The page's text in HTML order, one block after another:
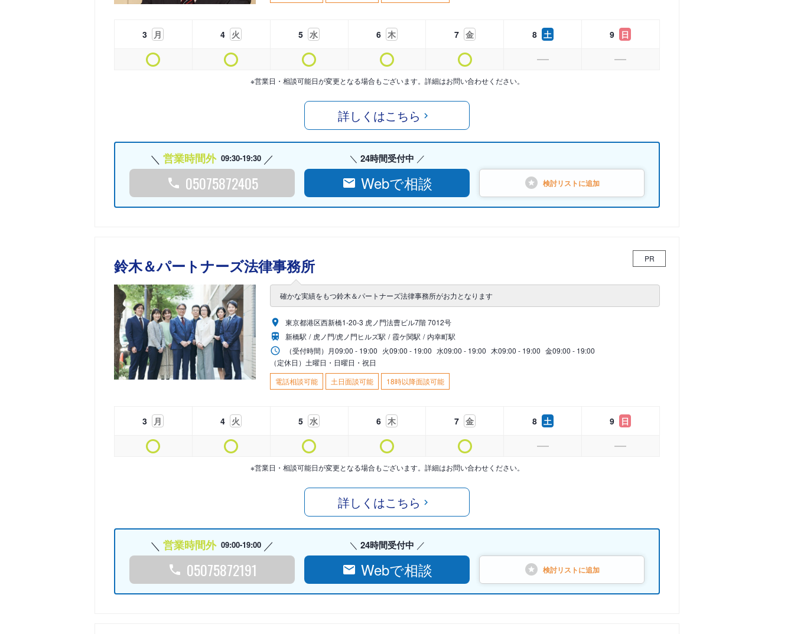
3 月 4 火 5 水 6 木 7 金 8 土 9 日
※営業日・相談可能日が変更となる場合もございます。詳細はお問い合わせください。
詳しくはこちら
営業時間外 09:30-19:30
05075872405
24時間受付中
Webで相談 検討リストに追加
鈴木＆パートナーズ法律事務所 PR
確かな実績をもつ鈴木＆パートナーズ法律事務所がお力となります
東京都港区西新橋1-20-3 虎ノ門法曹ビル7階 7012号
新橋駅
虎ノ門/虎ノ門ヒルズ駅 霞ケ関駅
内幸町駅
（受付時間） 月09:00 - 19:00 火09:00 - 19:00 水09:00 - 19:00 木09:00 - 19:00 金09:00 - 19:00
（定休日）土曜日・日曜日・祝日
電話相談可能
土日面談可能 18時以降面談可能
3 月 4 火 5 水 6 木 7 金 8 土 9 日
※営業日・相談可能日が変更となる場合もございます。詳細はお問い合わせください。
詳しくはこちら
営業時間外 09:00-19:00
05075872191
24時間受付中
Webで相談 検討リストに追加